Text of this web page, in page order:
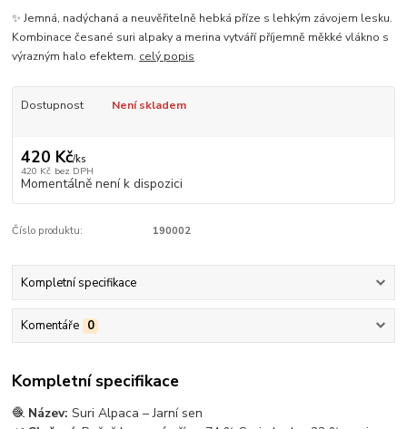
✨ Jemná, nadýchaná a neuvěřitelně hebká příze s lehkým závojem lesku.
Kombinace česané suri alpaky a merina vytváří příjemně měkké vlákno s
výrazným halo efektem. celý popis
Dostupnost Není skladem
420 Kč/ks
420 Kč bez DPH
Momentálně není k dispozici
Číslo produktu: 190002
Kompletní specifikace
Komentáře 0
Kompletní specifikace
🧶 Název: Suri Alpaca – Jarní sen